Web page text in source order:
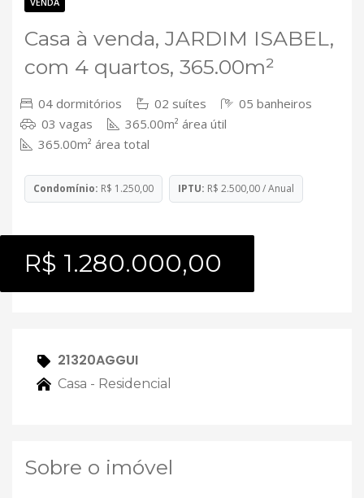
Casa à venda, JARDIM ISABEL,
com 4 quartos, 365.00m²
04 dormitórios 02 suítes
05 banheiros
03 vagas
365.00m² área útil
365.00m² área total
Condomínio: R$ 1.250,00 IPTU: R$ 2.500,00 / Anual
R$ 1.280.000,00
21320AGGUI
Casa - Residencial
Sobre o imóvel